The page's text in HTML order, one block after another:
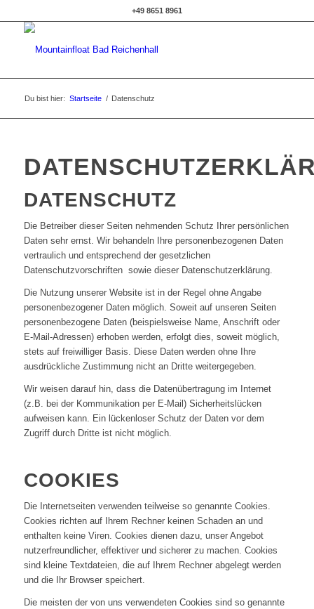
+49 8651 8961
Du bist hier: Startseite / Datenschutz
DATENSCHUTZ
Die Betreiber dieser Seiten nehmenden Schutz Ihrer persönlichen
Daten sehr ernst. Wir behandeln Ihre personenbezogenen Daten
vertraulich und entsprechend der gesetzlichen
Datenschutzvorschriften sowie dieser Datenschutzerklärung.
Die Nutzung unserer Website ist in der Regel ohne Angabe
personenbezogener Daten möglich. Soweit auf unseren Seiten
personenbezogene Daten (beispielsweise Name, Anschrift oder
E-Mail-Adressen) erhoben werden, erfolgt dies, soweit möglich,
stets auf freiwilliger Basis. Diese Daten werden ohne Ihre
ausdrückliche Zustimmung nicht an Dritte weitergegeben.
Wir weisen darauf hin, dass die Datenübertragung im Internet
(z.B. bei der Kommunikation per E-Mail) Sicherheitslücken
aufweisen kann. Ein lückenloser Schutz der Daten vor dem
Zugriff durch Dritte ist nicht möglich.
COOKIES
Die Internetseiten verwenden teilweise so genannte Cookies.
Cookies richten auf Ihrem Rechner keinen Schaden an und
enthalten keine Viren. Cookies dienen dazu, unser Angebot
nutzerfreundlicher, effektiver und sicherer zu machen. Cookies
sind kleine Textdateien, die auf Ihrem Rechner abgelegt werden
und die Ihr Browser speichert.
Die meisten der von uns verwendeten Cookies sind so genannte